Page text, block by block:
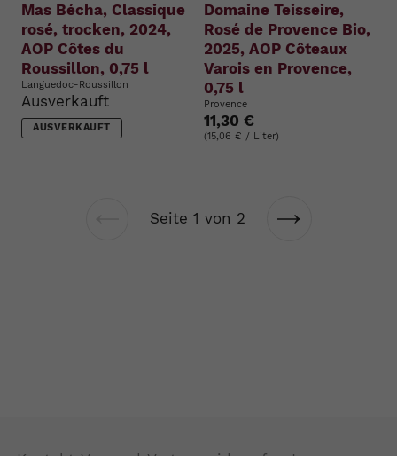
Mas Bécha, Classique
rosé, trocken, 2024,
AOP Côtes du
Roussillon, 0,75 l
Languedoc-Roussillon
Ausverkauft
AUSVERKAUFT
Domaine Teisseire,
Rosé de Provence Bio,
2025, AOP Côteaux
Varois en Provence,
0,75 l
Provence
11,30 €
(15,06 € / Liter)
Vorherige
Seite 1 von 2
Nächste